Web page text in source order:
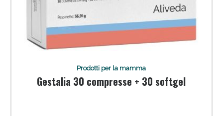
Prodotti per la mamma
Gestalia 30 compresse + 30 softgel